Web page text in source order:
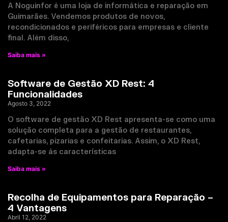
A Noguinfor é uma loja de informática e reparação em
Guimarães. Vendemos produtos de novos,
recondicionados e periféricos para empresas e cliente
final. Além disso,
Saiba mais »
Software de Gestão XD Rest: 4
Funcionalidades
Agosto 3, 2022
O software de gestão XD Rest apresenta-se como uma
solução completa para a gestão de restaurantes,
cafetarias, pizarias e confeitarias. Assim, o XD Rest,
adapta-se ás características
Saiba mais »
Recolha de Equipamentos para Reparação –
4 Vantagens
Abril 12, 2022